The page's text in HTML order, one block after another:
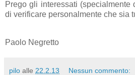
Prego gli interessati
di verificare personalmente che sia
Paolo Negretto
pilo alle 22.2.13 Nessun commento: